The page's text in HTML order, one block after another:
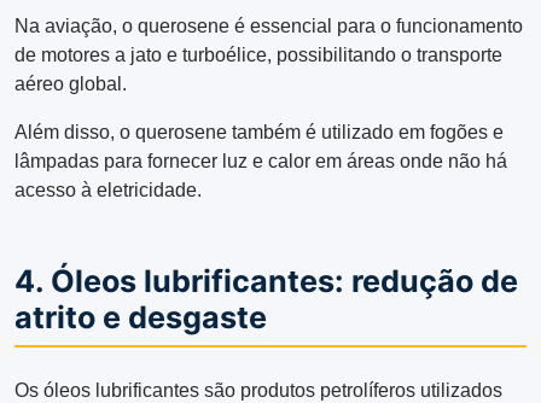
Na aviação, o querosene é essencial para o funcionamento
de motores a jato e turboélice, possibilitando o transporte
aéreo global.
Além disso, o querosene também é utilizado em fogões e
lâmpadas para fornecer luz e calor em áreas onde não há
acesso à eletricidade.
4. Óleos lubrificantes: redução de
atrito e desgaste
Os óleos lubrificantes são produtos petrolíferos utilizados